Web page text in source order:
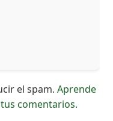
el spam.Aprende
comentarios.